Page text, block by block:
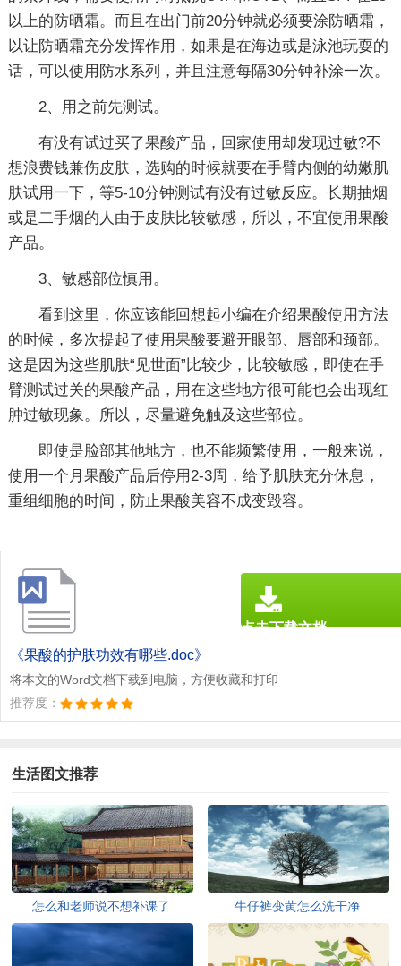
以上的防晒霜。而且在出门前20分钟就必须要涂防晒霜，
以让防晒霜充分发挥作用，如果是在海边或是泳池玩耍的
话，可以使用防水系列，并且注意每隔30分钟补涂一次。
2、用之前先测试。
有没有试过买了果酸产品，回家使用却发现过敏?不
想浪费钱兼伤皮肤，选购的时候就要在手臂内侧的幼嫩肌
肤试用一下，等5-10分钟测试有没有过敏反应。长期抽烟
或是二手烟的人由于皮肤比较敏感，所以，不宜使用果酸
产品。
3、敏感部位慎用。
看到这里，你应该能回想起小编在介绍果酸使用方法
的时候，多次提起了使用果酸要避开眼部、唇部和颈部。
这是因为这些肌肤“见世面”比较少，比较敏感，即使在手
臂测试过关的果酸产品，用在这些地方很可能也会出现红
肿过敏现象。所以，尽量避免触及这些部位。
即使是脸部其他地方，也不能频繁使用，一般来说，
使用一个月果酸产品后停用2-3周，给予肌肤充分休息，
重组细胞的时间，防止果酸美容不成变毁容。
《果酸的护肤功效有哪些.doc》
将本文的Word文档下载到电脑，方便收藏和打印
推荐度：
点击下载文档
生活图文推荐
怎么和老师说不想补课了 牛仔裤变黄怎么洗干净